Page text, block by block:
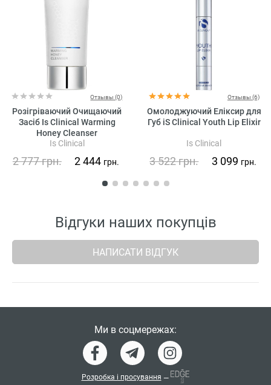
Отзывы (0)
Розігріваючий Очищаючий
Засіб Is Clinical Warming
Honey Cleanser
Is Clinical
2 777грн. 2 444 грн.
Отзывы (6)
Омолоджуючий Еліксир для
Губ iS Clinical Youth Lip Elixir
Is Clinical
3 522грн. 3 099 грн.
Відгуки наших покупців
НАПИСАТИ ВІДГУК
Ми в соцмережах:
Розробка і просування —